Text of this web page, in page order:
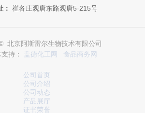
： 崔各庄观唐东路观唐5-215号
北京阿斯雷尔生物技术有限公司
持： 盖德化工网 食品商务网
公司首页
公司介绍
公司动态
产品展厅
证书荣誉